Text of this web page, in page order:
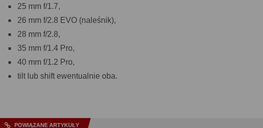
25 mm f/1.7,
26 mm f/2.8 EVO (naleśnik),
28 mm f/2.8,
35 mm f/1.4 Pro,
40 mm f/1.2 Pro,
tilt lub shift ewentualnie oba.
POWIĄZANE ARTYKUŁY